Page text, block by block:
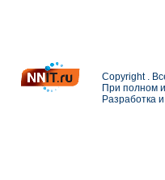
Copyright .
При полном
Разработка